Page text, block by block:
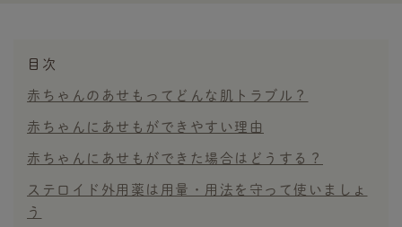
目次
赤ちゃんのあせもってどんな肌トラブル？
赤ちゃんにあせもができやすい理由
赤ちゃんにあせもができた場合はどうする？
ステロイド外用薬は用量・用法を守って使いましょ
う